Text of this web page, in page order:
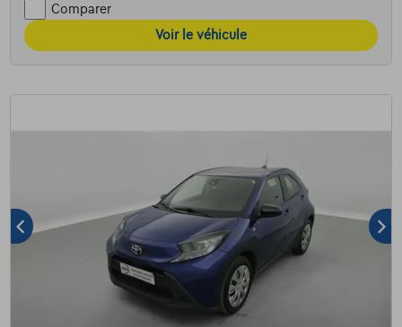
Comparer
Voir le véhicule